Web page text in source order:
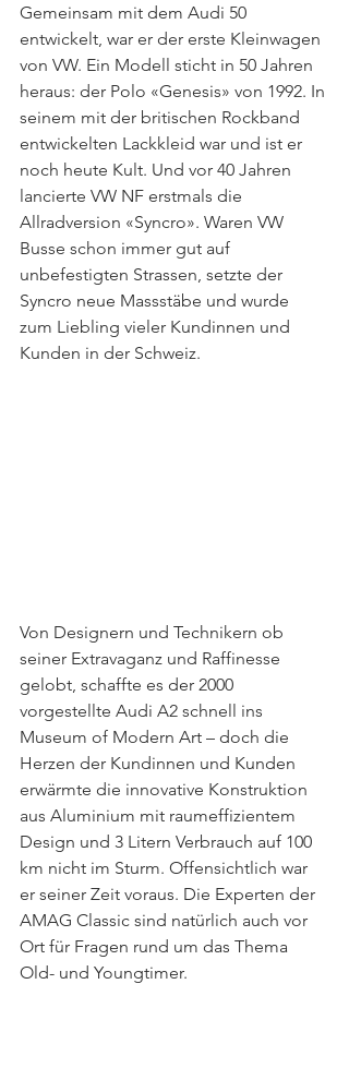
Gemeinsam mit dem Audi 50
entwickelt, war er der erste Kleinwagen
von VW. Ein Modell sticht in 50 Jahren
heraus: der Polo «Genesis» von 1992. In
seinem mit der britischen Rockband
entwickelten Lackkleid war und ist er
noch heute Kult. Und vor 40 Jahren
lancierte VW NF erstmals die
Allradversion «Syncro». Waren VW
Busse schon immer gut auf
unbefestigten Strassen, setzte der
Syncro neue Massstäbe und wurde
zum Liebling vieler Kundinnen und
Kunden in der Schweiz.
Von Designern und Technikern ob
seiner Extravaganz und Raffinesse
gelobt, schaffte es der 2000
vorgestellte Audi A2 schnell ins
Museum of Modern Art – doch die
Herzen der Kundinnen und Kunden
erwärmte die innovative Konstruktion
aus Aluminium mit raumeffizientem
Design und 3 Litern Verbrauch auf 100
km nicht im Sturm. Offensichtlich war
er seiner Zeit voraus. Die Experten der
AMAG Classic sind natürlich auch vor
Ort für Fragen rund um das Thema
Old- und Youngtimer.